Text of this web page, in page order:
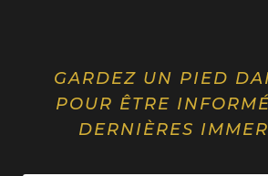
GARDEZ UN PIED
POUR ÊTRE
DERNIÈRES